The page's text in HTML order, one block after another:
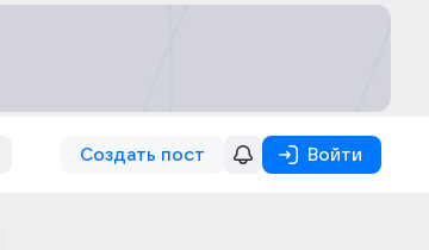
Создать пост Войти